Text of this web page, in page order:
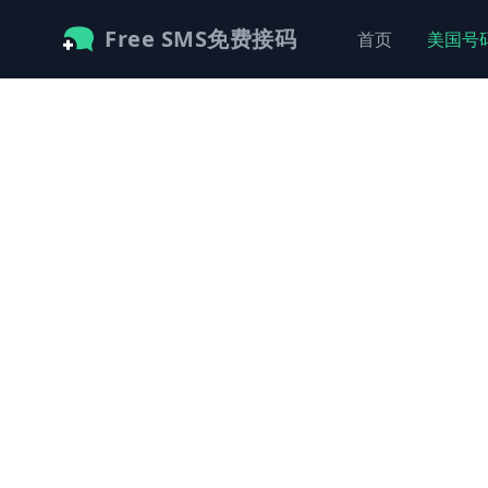
Free SMS免费接码 首页 美国号